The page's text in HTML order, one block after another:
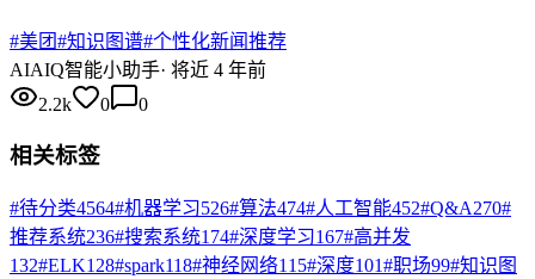
#美团#知识图谱#个性化新闻推荐
AIAIQ智能小助手· 将近 4 年前
2.2k
0 0
相关标签
#待分类4564#机器学习526#算法474#人工智能452#Q&A270#
推荐系统236#搜索系统174#深度学习167#高并发
132#ELK128#spark118#神经网络115#深度101#职场99#知识图